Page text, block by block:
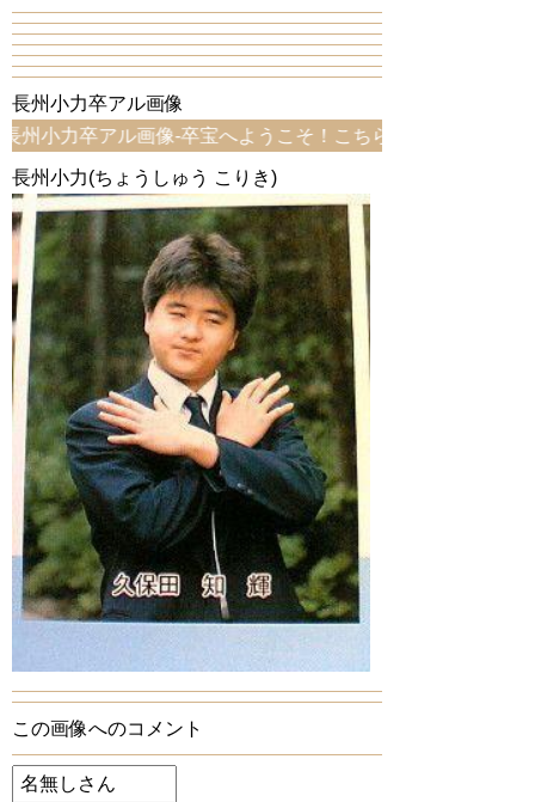
長州小力卒アル画像
ル画像-卒宝へようこそ！こちらは、長州小力卒アル画像
長州小力(ちょうしゅう こりき)
この画像へのコメント